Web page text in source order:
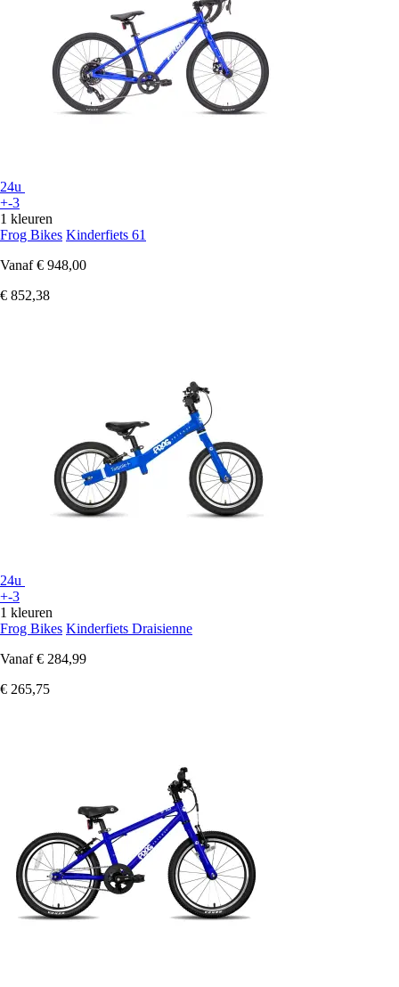
24u
+-3
1 kleuren
Frog Bikes Kinderfiets 61
Vanaf € 948,00
€ 852,38
24u
+-3
1 kleuren
Frog Bikes Kinderfiets Draisienne
Vanaf € 284,99
€ 265,75